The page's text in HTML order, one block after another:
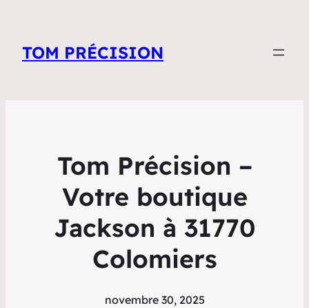
TOM PRÉCISION
Tom Précision –
Votre boutique
Jackson à 31770
Colomiers
novembre 30, 2025